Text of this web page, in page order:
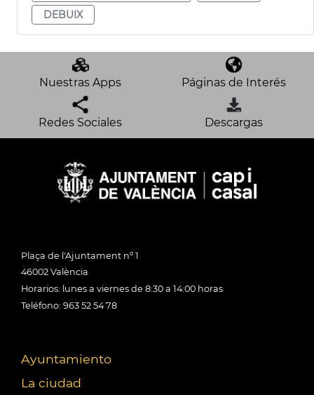
DEBUIX
Nuestras Apps Páginas de Interés
Redes Sociales Descargas
Plaça de l'Ajuntament nº 1
46002 València
Horarios: lunes a viernes de 8:30 a 14:00 horas
Teléfono: 963 52 54 78
Ayuntamiento
La ciudad